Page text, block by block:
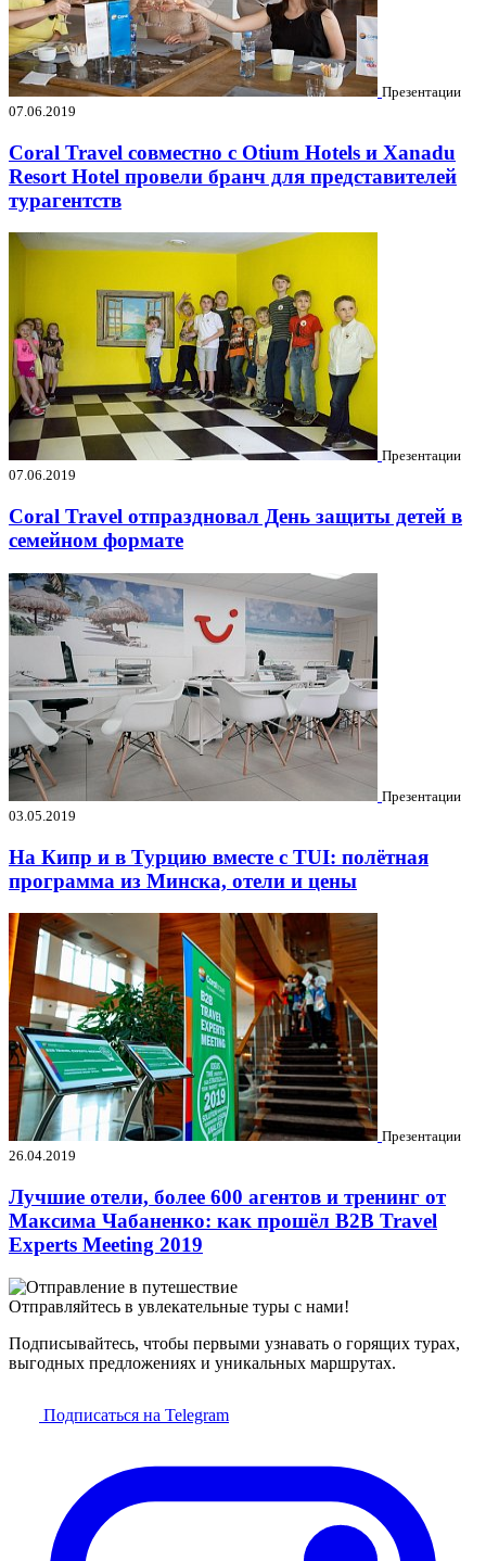
Презентации
07.06.2019
Coral Travel совместно с Otium Hotels и Xanadu
Resort Hotel провели бранч для представителей
турагентств
Презентации
07.06.2019
Coral Travel отпраздновал День защиты детей в
семейном формате
Презентации
03.05.2019
На Кипр и в Турцию вместе с TUI: полётная
программа из Минска, отели и цены
Презентации
26.04.2019
Лучшие отели, более 600 агентов и тренинг от
Максима Чабаненко: как прошёл B2B Travel
Experts Meeting 2019
Отправляйтесь в увлекательные туры с нами!
Подписывайтесь, чтобы первыми узнавать о горящих турах,
выгодных предложениях и уникальных маршрутах.
Подписаться на Telegram